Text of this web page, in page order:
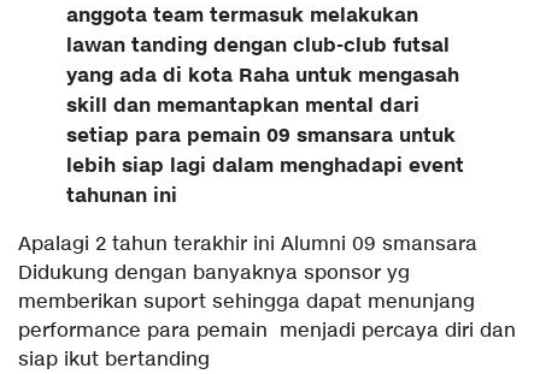
anggota team termasuk melakukan
lawan tanding dengan club-club futsal
yang ada di kota Raha untuk mengasah
skill dan memantapkan mental dari
setiap para pemain 09 smansara untuk
lebih siap lagi dalam menghadapi event
tahunan ini
Apalagi 2 tahun terakhir ini Alumni 09 smansara
Didukung dengan banyaknya sponsor yg
memberikan suport sehingga dapat menunjang
performance para pemain menjadi percaya diri dan
siap ikut bertanding